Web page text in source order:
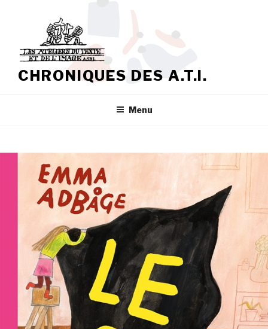
principal
CHRONIQUES DES A.T.I.
Menu